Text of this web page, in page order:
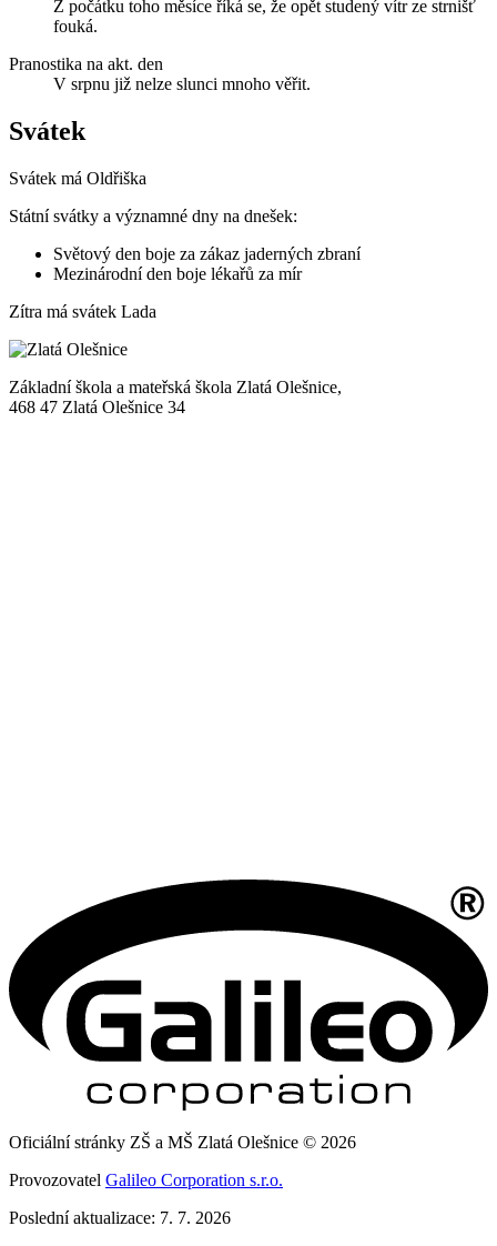
Z počátku toho měsíce říká se, že opět studený vítr ze strnišť
fouká.
Pranostika na akt. den
V srpnu již nelze slunci mnoho věřit.
Svátek
Svátek má Oldřiška
Státní svátky a významné dny na dnešek:
Světový den boje za zákaz jaderných zbraní
Mezinárodní den boje lékařů za mír
Zítra má svátek Lada
Základní škola a mateřská škola Zlatá Olešnice,
468 47 Zlatá Olešnice 34
Oficiální stránky ZŠ a MŠ Zlatá Olešnice © 2026
Provozovatel Galileo Corporation s.r.o.
Poslední aktualizace: 7. 7. 2026